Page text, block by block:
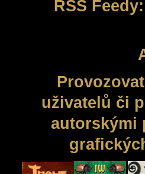
RSS Feedy:
uživatelů či
autorskými